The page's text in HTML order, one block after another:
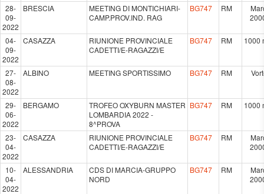
28-
09-
2022
BRESCIA
MEETING DI MONTICHIARI-
CAMP.PROV.IND. RAG
BG747 RM
04-
09-
2022
CASAZZA
RIUNIONE PROVINCIALE
CADETTI/E-RAGAZZI/E
BG747 RM 1000
27-
08-
2022
ALBINO MEETING SPORTISSIMO BG747 RM
29-
06-
2022
BERGAMO
TROFEO OXYBURN MASTER
LOMBARDIA 2022 -
8^PROVA
BG747 RM 1000
23-
04-
2022
CASAZZA
RIUNIONE PROVINCIALE
CADETTI/E-RAGAZZI/E
BG747 RM
10-
04-
2022
ALESSANDRIA
CDS DI MARCIA-GRUPPO
NORD
BG747 RM